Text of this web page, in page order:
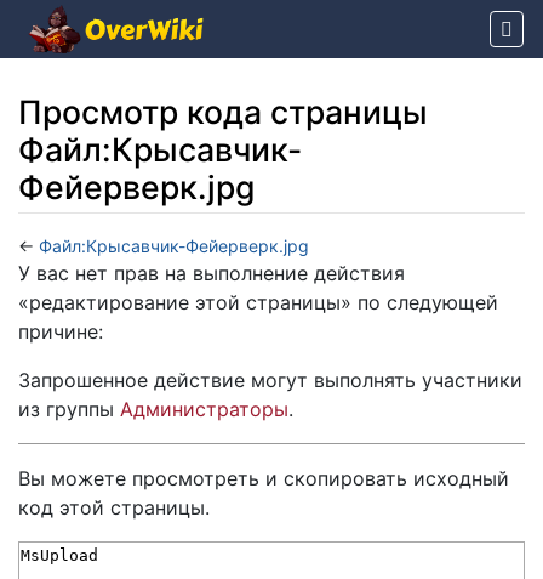
Просмотр кода страницы
Файл:Крысавчик-
Фейерверк.jpg
← Файл:Крысавчик-Фейерверк.jpg
Перейти к:навигация,поиск
У вас нет прав на выполнение действия
«редактирование этой страницы» по следующей
причине:
Запрошенное действие могут выполнять участники
из группы Администраторы.
Вы можете просмотреть и скопировать исходный
код этой страницы.